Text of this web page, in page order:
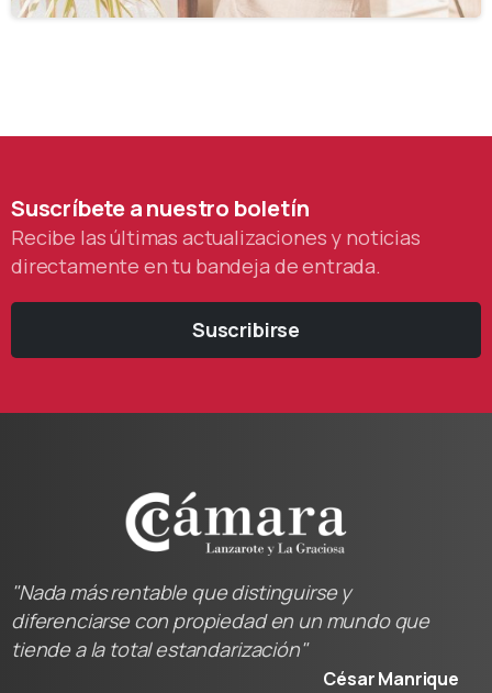
Suscríbeteanuestro boletín
Recibe las últimas actualizaciones y noticias
directamente en tu bandeja de entrada.
Suscribirse
"Nada más rentable que distinguirse y
diferenciarse con propiedad en un mundo que
tiende a la total estandarización"
César Manrique